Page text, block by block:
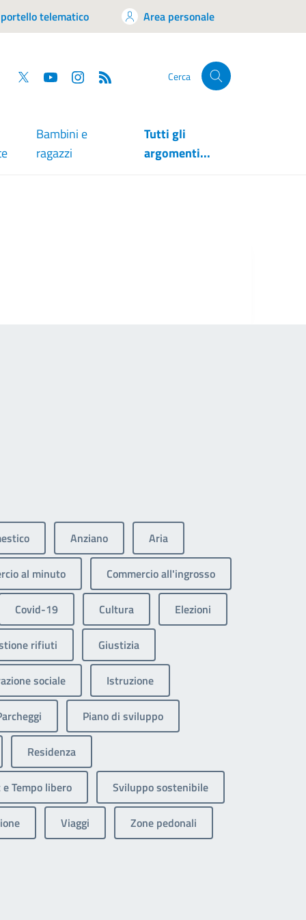
telematico Area personale
Facebook
Twitter YouTube Cerca
Bambini e
ragazzi
Tutti gli
argomenti...
Anziano Aria
al minuto Commercio all'ingrosso
Covid-19 Cultura Elezioni
rifiuti Giustizia
sociale Istruzione
Piano di sviluppo
Residenza
Tempo libero Sviluppo sostenibile
Viaggi Zone pedonali